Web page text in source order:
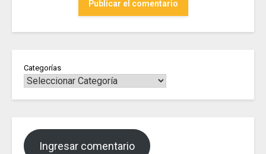
Categorías
Ingresar comentario